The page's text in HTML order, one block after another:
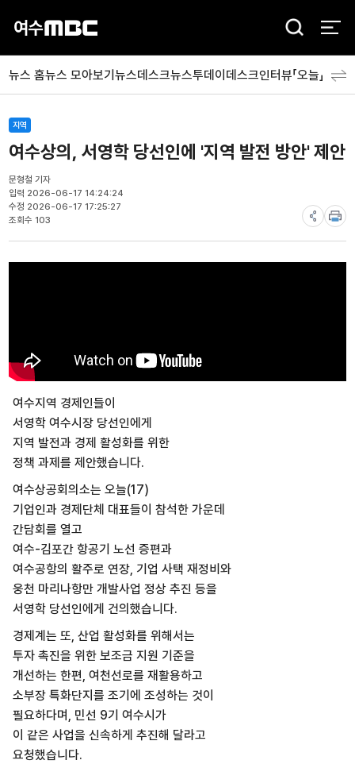
검
뉴스 홈뉴스 모아보기뉴스데스크뉴스투데이데스크인터뷰「오늘」 분야
지역
여수상의, 서영학 당선인에 '지역 발전 방안' 제안
문형철 기자
입력 2026-06-17 14:24:24
수정 2026-06-17 17:25:27
조회수 103
여수지역 경제인들이
서영학 여수시장 당선인에게
지역 발전과 경제 활성화를 위한
정책 과제를 제안했습니다.
여수상공회의소는 오늘(17)
기업인과 경제단체 대표들이 참석한 가운데
간담회를 열고
여수-김포간 항공기 노선 증편과
여수공항의 활주로 연장, 기업 사택 재정비와
웅천 마리나항만 개발사업 정상 추진 등을
서영학 당선인에게 건의했습니다.
경제계는 또, 산업 활성화를 위해서는
투자 촉진을 위한 보조금 지원 기준을
개선하는 한편, 여천선로를 재활용하고
소부장 특화단지를 조기에 조성하는 것이
필요하다며, 민선 9기 여수시가
이 같은 사업을 신속하게 추진해 달라고
요청했습니다.